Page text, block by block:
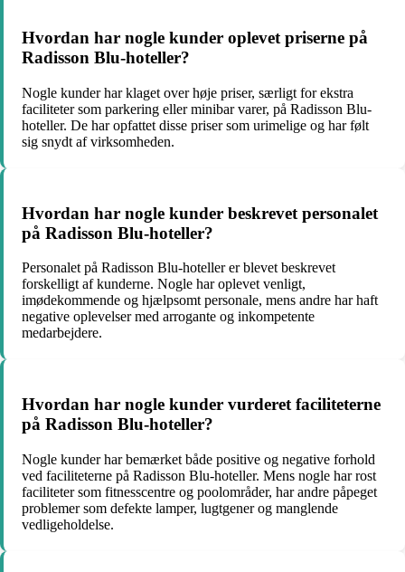
Hvordan har nogle kunder oplevet priserne på
Radisson Blu-hoteller?
Nogle kunder har klaget over høje priser, særligt for ekstra
faciliteter som parkering eller minibar varer, på Radisson Blu-
hoteller. De har opfattet disse priser som urimelige og har følt
sig snydt af virksomheden.
Hvordan har nogle kunder beskrevet personalet
på Radisson Blu-hoteller?
Personalet på Radisson Blu-hoteller er blevet beskrevet
forskelligt af kunderne. Nogle har oplevet venligt,
imødekommende og hjælpsomt personale, mens andre har haft
negative oplevelser med arrogante og inkompetente
medarbejdere.
Hvordan har nogle kunder vurderet faciliteterne
på Radisson Blu-hoteller?
Nogle kunder har bemærket både positive og negative forhold
ved faciliteterne på Radisson Blu-hoteller. Mens nogle har rost
faciliteter som fitnesscentre og poolområder, har andre påpeget
problemer som defekte lamper, lugtgener og manglende
vedligeholdelse.